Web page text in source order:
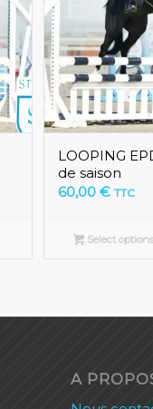
LOOPING
de saison
60,00€ TTC
Select options
A